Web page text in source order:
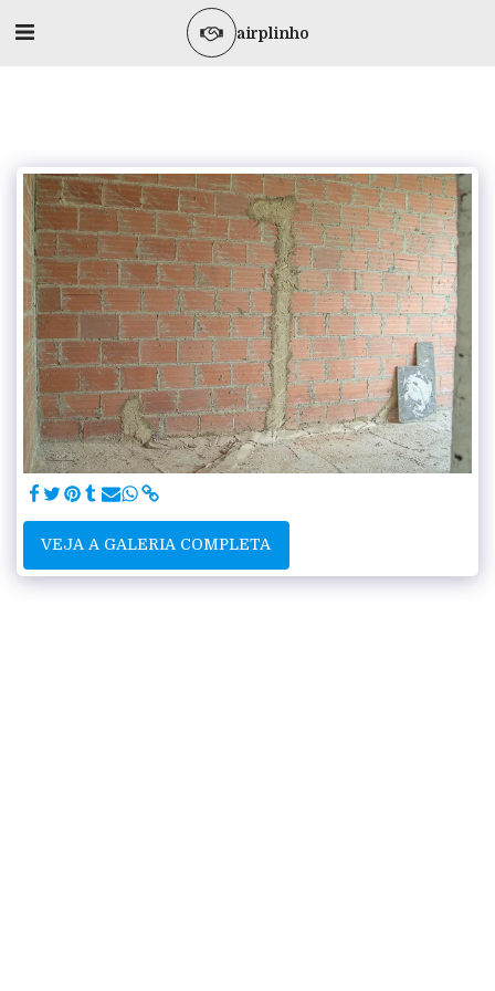
airplinho
VEJA A GALERIA COMPLETA